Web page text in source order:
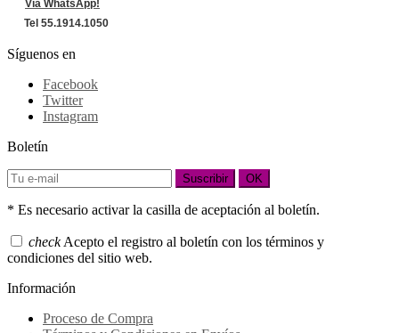
Vía WhatsApp!
Tel 55.1914.1050
Síguenos en
Facebook
Twitter
Instagram
Boletín
Suscribir OK
* Es necesario activar la casilla de aceptación al boletín.
check Acepto el registro al boletín con los términos y
condiciones del sitio web.
Información
Proceso de Compra